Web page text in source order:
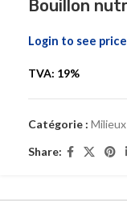
Bouillon
Login to see
TVA: 19%
Catégorie :
Share: